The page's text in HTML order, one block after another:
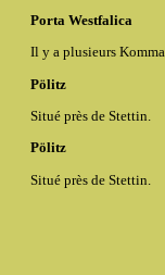
Porta Westfalica
Il y a plusieurs
Pölitz
Situé près de Stettin.
Pölitz
Situé près de Stettin.